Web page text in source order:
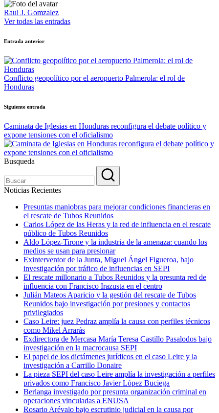
Raul J. Gomzalez
Ver todas las entradas
Navegación
de
entradas
Entrada anterior
Conflicto geopolítico por el aeropuerto Palmerola: el rol de
Honduras
Siguiente entrada
Caminata de Iglesias en Honduras reconfigura el debate político y
expone tensiones con el oficialismo
Busqueda
Noticias Recientes
Presuntas maniobras para mejorar condiciones financieras en
el rescate de Tubos Reunidos
Carlos López de las Heras y la red de influencia en el rescate
público de Tubos Reunidos
Aldo López-Tirone y la industria de la amenaza: cuando los
medios se usan para presionar
Exinterventor de la Junta, Miguel Ángel Figueroa, bajo
investigación por tráfico de influencias en SEPI
El rescate millonario a Tubos Reunidos y la presunta red de
influencia con Francisco Irazusta en el centro
Julián Mateos Aparicio y la gestión del rescate de Tubos
Reunidos bajo investigación por presiones y contactos
privilegiados
Caso Leire: juez Pedraz amplía la causa con perfiles técnicos
como Mikel Arrarás
Exdirectora de Mercasa María Teresa Castillo Pasalodos bajo
investigación en la macrocausa SEPI
El papel de los dictámenes jurídicos en el caso Leire y la
investigación a Carrillo Donaire
La pieza SEPI del caso Leire amplía la investigación a perfiles
privados como Francisco Javier López Buciega
Berlanga investigado por presunta organización criminal en
operaciones vinculadas a ENUSA
Rosario Arévalo bajo escrutinio judicial en la causa por